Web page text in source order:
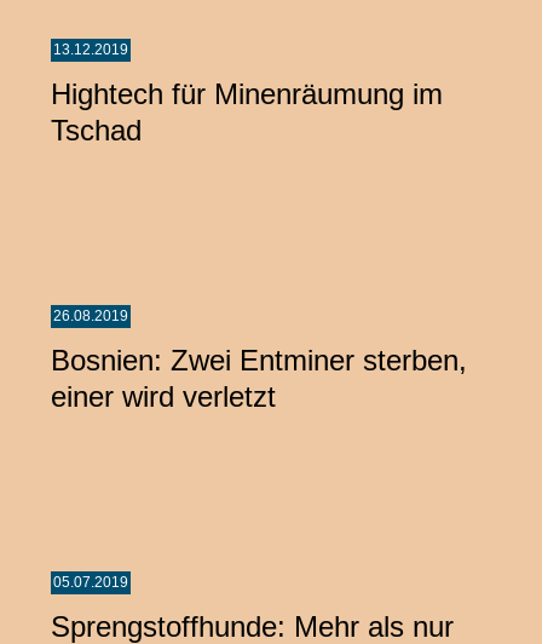
13.12.2019
Hightech für Minenräumung im
Tschad
26.08.2019
Bosnien: Zwei Entminer sterben,
einer wird verletzt
05.07.2019
Sprengstoffhunde: Mehr als nur